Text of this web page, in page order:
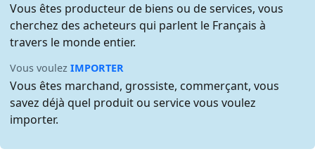
Vous êtes producteur de biens ou de services, vous
cherchez des acheteurs qui parlent le Français à
travers le monde entier.
Vous voulezIMPORTER
Vous êtes marchand, grossiste, commerçant, vous
savez déjà quel produit ou service vous voulez
importer.